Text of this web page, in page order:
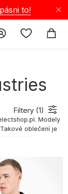
to!
Filtery (1)
Modely
oblečení je
lehkostí a
a pohodlí
a